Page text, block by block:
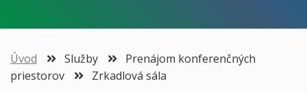
Úvod Služby
Prenájom konferenčných
priestorov
Zrkadlová sála